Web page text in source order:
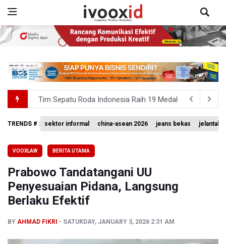
Tim Sepatu Roda Indonesia Raih 19 Medali di Gelaran
Sastra untuk Penyadaran Kebangsaan
Timnas Voli Putri Indonesia Kalah 1-3 Lawan Filipina
PSSI Ajak Publik Tak Hujat Pelatih dan Pemain Timnas
TRENDS # : sektor informal china-asean 2026 jeans bekas jelantah
VOOXLAW BERITA UTAMA
Prabowo Tandatangani UU
Penyesuaian Pidana, Langsung
Berlaku Efektif
BY AHMAD FIKRI SATURDAY, JANUARY 3, 2026 2:31 AM